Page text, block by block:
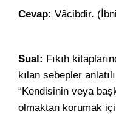
Cevap: Vâcibdir.
Sual: Fıkıh
kılan sebepler
“Kendisinin veya
olmaktan korumak